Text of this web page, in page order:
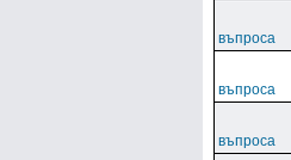
въпроса
въпроса
въпроса